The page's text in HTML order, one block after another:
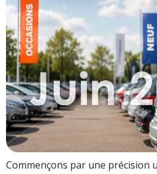
Commençons par une précision